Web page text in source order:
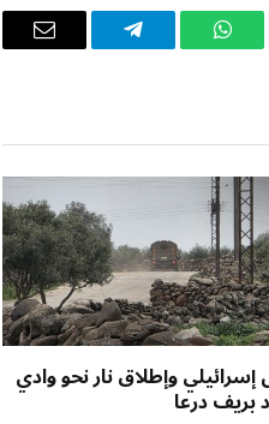
واتساب تيلقرام
البريد
وإطلاق نار نحو وادي
بريف درعا